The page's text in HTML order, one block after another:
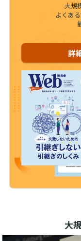
大規
よくあ
詳
大